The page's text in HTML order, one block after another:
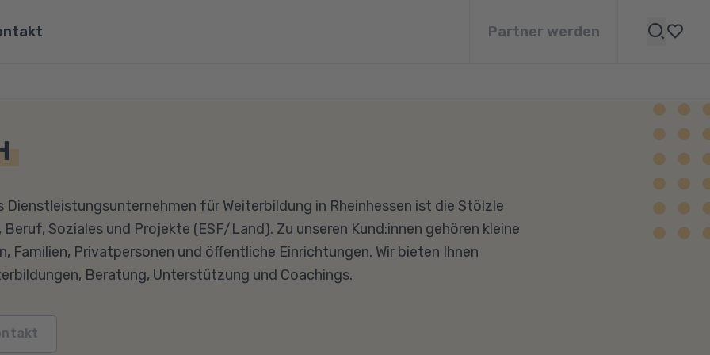
Alle Kategorien
Viona
Partner werden
für Weiterbildung in Rheinhessen ist die Stölzle
Soziales und Projekte (ESF/Land). Zu unseren Kund:innen gehören kleine
Familien, Privatpersonen und öffentliche Einrichtungen. Wir bieten Ihnen
Beratung, Unterstützung und Coachings.